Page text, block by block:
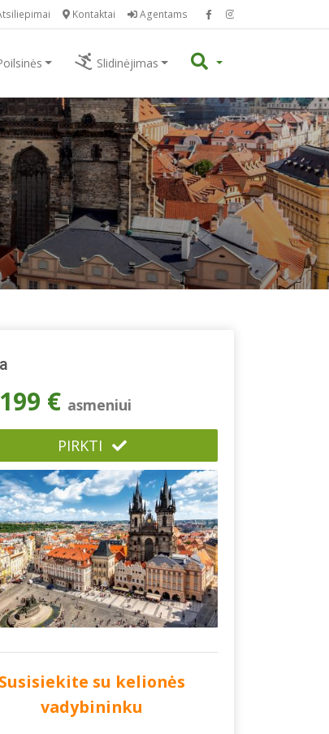
Kontaktai Agentams
Slidinėjimas
199 € asmeniui
PIRKTI
Susisiekite su kelionės
vadybininku